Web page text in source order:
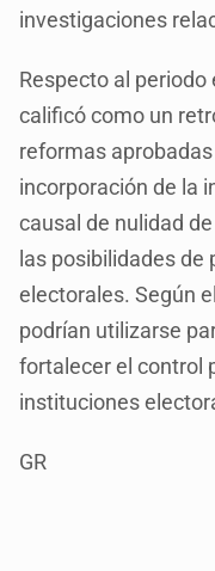
investigaciones
Respecto al
calificó como un
reformas
incorporación de la
causal de nulidad
las posibilidades
electorales. Según
podrían utilizarse
fortalecer el control
instituciones
GR